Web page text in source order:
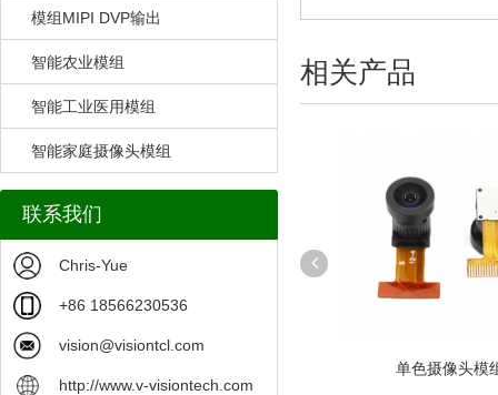
模组MIPI DVP输出
智能农业模组
智能工业医用模组
智能家庭摄像头模组
联系我们
Chris-Yue
+86 18566230536
vision@visiontcl.com
http://www.v-visiontech.com
相关产品
单色摄像头模